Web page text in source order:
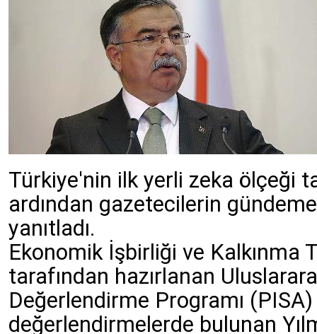
Türkiye'nin ilk yerli zeka ölçeği
ardından gazetecilerin
yanıtladı.
Ekonomik İşbirliği ve Kalkınma
tarafından hazırlanan
Değerlendirme Programı
değerlendirmelerde bulunan